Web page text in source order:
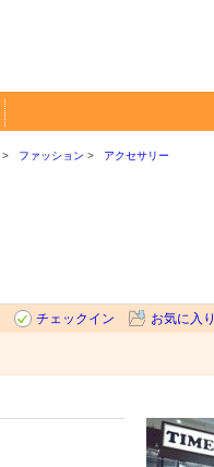
ファッション アクセサリー
チェックイン お気に入り